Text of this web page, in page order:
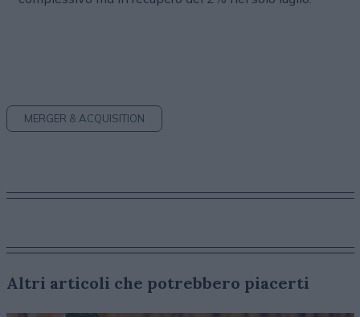
MERGER & ACQUISITION
Altri articoli che potrebbero piacerti